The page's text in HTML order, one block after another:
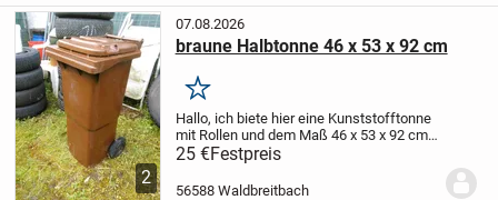
2
07.08.2026
braune Halbtonne 46 x 53 x 92 cm
Merken
Hallo, ich biete hier eine Kunststofftonne
mit Rollen und dem Maß 46 x 53 x 92 cm
zum Kauf an. Das Innenmaß ist 36 x 36 x
50 cm. Die Tonne ist ohne Mängel,
sauber, geruchsfrei und kann als
25 €Festpreis
56588 Waldbreitbach